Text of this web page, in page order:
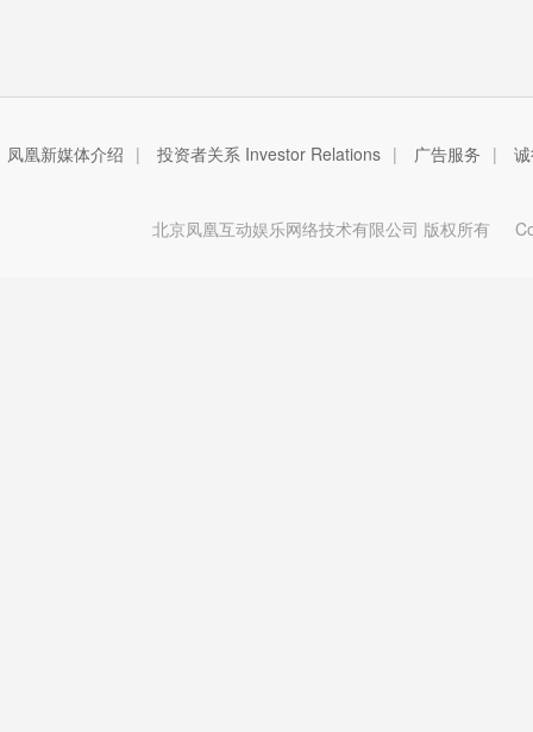
凤凰新媒体介绍 | 投资者关系 Investor Relations | 广告服务 |
北京凤凰互动娱乐网络技术有限公司 版权所有